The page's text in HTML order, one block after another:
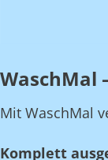
WaschMal
Mit WaschMal
Komplett